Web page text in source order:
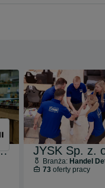
Sp. z o.o. JYSK Sp. z.
Branża: Handel
73oferty pracy